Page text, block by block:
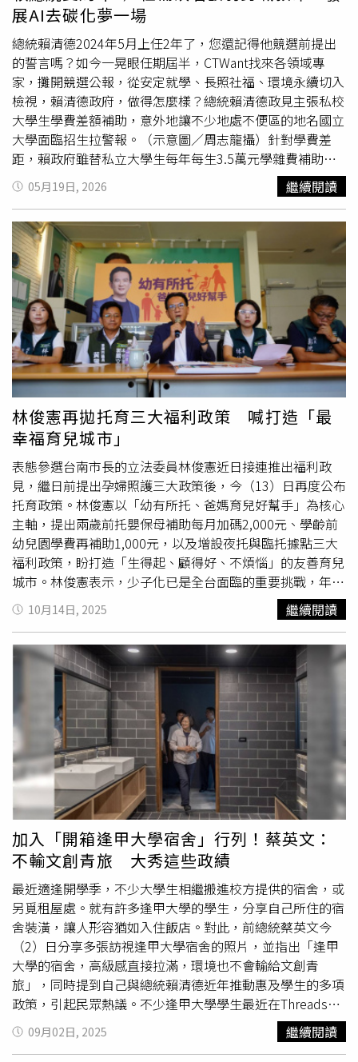
方式因應。比方說生物老師兼教理化、數學老師兼教自然，
這類現象在已經存在多年，尤其偏鄉或小型學校更為嚴重，
這些都可能影響學生的學習品質。王醒之表示，該案例發生
在高職必修課，未來高職同學升學還不一定會考物理，但若
問題發生在綜合高中，高中升大學的考試中物理是重要的考
科之一，對於同學而言的影響程度就非同小可。此外，他也
認為，正式老師不足的問題，也不能完全靠代理教師來替
補，代理老師流動率高，學生每年可能面對不同老師，家長
當然也擔心教學穩定性與專業延續性受到影響。曾任教國中
理化、高中物理老師的胡家瑒認為，自然科學具有高度累積
性，當學生在國中或高中階段沒有建立正確觀念，後續升學
考試往往須花費數倍時間彌補基礎能力的不足。（圖／
CTWANT資料室）曾任教國中理化、高中物理老師的胡家瑒
也發現，近年來部分人將代理代課教師視為暫時性的工作選
項，找不到工作就先進入校園代課。由於許多地區師資極度
短缺，錄取門檻不斷下降，導致部分人抱持「先有工作再
說」的心態進入教學現場。根據《教師法》第三條明定，學
校聘任教師應由具有該教育階段及科別合格教師證書者擔
任。然而在實務運作上，當學校招考數次仍招不到人時，卻
不斷放寬資格限制，甚至出現沒有教師證、非相關科系畢業
者，也能直接進入教學現場的情況。「孩子只有一次受教育
的機會，教育品質不能打折，師資把關更不能妥協！」胡家
瑒本身也是兩個孩子的父親，他表示，教師肩負培育下一代
的重要責任，影響的是一個孩子的成長與學習，更可能影響
升學考試和未來數十年的發展，因此呼籲教育主管機關正視
教師荒的嚴重性。家長團體認為，第一線的甄選評審老師應
嚴格把關，落實程度不足不予錄取的篩選制度，確保每一位
站上講台的老師，都能符合社會與家長的期待，守護孩子受
教的權益。（圖／報系資料庫）台灣家長教育聯盟建議教育
部從「短期補缺」轉向「長期人才戰略」，並提出4大建
言。第一，建立理工科教師供需預警制度。對於目前最缺的
理化、數學、資訊、生物等科目的老師定期公布師培人數、
教師證核發數、退休推估與缺額預測，讓政策能提早因應，
而不是每年到了教師甄選才發現缺人。第二，提高教師職業
吸引力。一位理工科畢業生如果投入教職，起薪大約5萬元
上下；但如果擔任工程師，起薪可能7萬至10萬元以上。近
年科技產業對理工人才的需求大幅增加，教育體系其實正與
科技業競爭同一批人才。建議教育部研議教師專業加給、偏
鄉留任獎勵、行政減量及進修支持等措施，提高優秀人才投
入教職的意願。第三，擴大公費與獎助培育。除了目前
STEM公費師培政策之外，也可參考醫師公費制度，針對長
期短缺科目提供學費補助或獎學金，吸引優秀學生投入教育
工作。第四，建立教師品質追蹤機制。家長不只關心教師是
否錄取，也關心錄取後的教學表現與留任情形。建議教育部
建立長期追蹤制度，讓師資培育與教學品質形成正向循環。
展AI去碳化夢一場
總統賴清德2024年5月上任2年了，您還記得他競選前提出
的誓言嗎？如今一晃眼任期屆半，CTWant找來各領域專
家，攤開競選公報，從安定就學、長照社福、環境永續切入
檢視，賴清德政府，做得怎麼樣？總統賴清德政見主張私校
大學生學費差額補助，意外地讓不少地處不便區的地名國立
大學面臨招生拉警報。（示意圖／周志龍攝）針對學費差
距，賴政府雖替私立大學生每年每生3.5萬元學雜費補助，
但對招生業務頗有心得的輔大法律系教授吳盈德就提醒，這
一波學費補助雖讓不少辦學不錯的老牌私大站穩了腳步，但
也因為公私立學校「負擔差不多」，地點偏遠的國立地名大
學不再有「便宜」誘因，招生分數陡降是問題，更別說私校
中分數後段者是「海嘯第一排」，聽聞引進「學工」、招生
「灌水」等問題是現在進行式，亟欲配套解決。而畢業後工
作總得談到「房事」，儘管「囤房稅2.0」終究上路了，但
賴清德承諾的居住正義上任2年卻挨批走味，OURs都市改
革組織研究員廖庭輝直斥賴清德，他直指這幾年完工的社宅
「根本都（前總統）蔡英文核定的」，但百姓不分那麼細，
賴清德也樂得有新社宅可以剪綵，但若繼續這樣「躺平」又
連任8年下野，「2032之後恐怕是社宅空窗」他直搖頭。廖
庭輝進一步分析，目前政府搬出「租金補貼」高達77萬戶要
當社宅「蓋不夠」的搪塞，不過租金補貼妥妥「有去無回」
的錢坑，不像社宅還能回收自償率，還有不少房東會拿租補
當說帖大漲房租，實在是大扒租客皮。他也爆料，聽聞內政
部最近將「校正回歸」過濾資格把租補申請者「壓」回50萬
人左右避免計畫超支，也就是將有20幾萬戶租客被甩出「租
金補貼」列車之外，「難道房東會因此降租嗎？」他直指對
弱勢租客又是折磨。廖庭輝續批「包租代管」是「做半
套」，因為像歐洲包租代管一簽就是6至12年，台灣不少房
東1年1簽年年漲房租，政府還得房東、業者、房客三面砸
錢，「平均做一件包租代管可以抵3件租金補貼」。他續指
「囤房稅2.0」確實上路了2年，但財政部只敢宣布「公益出
租人」愈來愈多「自嗨」，卻不願老老實實地揭露「多少空
屋被逼出來」，其實讓稅制改革支持者都少了有力說帖，若
要進一步推動「空屋稅」更是難上難。位於桃園大潭的中油
第三座液化天然氣接收站喊出「增氣減煤」神助攻，但自籌
建以來地方環境爭議不斷，目前籌建受阻。（圖／翻攝自台
灣蠻野心足學會）而關心下一代的環境永續呢？監督施政聯
盟發起人、前立委陳椒華坦言賴清德競選喊出的「深度節
能」至今仍是空泛，另外「科技儲能」設備興建因著各地抗
爭也遍地開花，進度只好牛步再牛步。陳椒華大白話直言，
這幾年因為沒什麼「大停電」大家得過且過，但正值AI人工
智慧產業萌發之際，專供工業用電的三接、四接被抗議絆住
興建牛步，迎接AI浪潮恐怕也只能天然氣全開，核電還魂也
不代表能減碳發電，所謂「去碳化」就只能「夢裡相見了」
她攤手。
05月19日, 2026 繼續閱讀
林俊憲再拋托育三大福利政策 喊打造「最
幸福育兒城市」
表態參選台南市長的立法委員林俊憲近日接連推出福利政
見，繼日前提出孕婦照護三大政策後，今（13）日再度公布
托育政策。林俊憲以「幼有所托、爸媽育兒好幫手」為核心
主軸，提出兩歲前托嬰保母補助每月加碼2,000元、學齡前
幼兒園學費再補助1,000元，以及增設夜托與臨托據點三大
福利政策，盼打造「生得起、顧得好、不煩惱」的友善育兒
城市。林俊憲表示，少子化已是全台面臨的重要挑戰，年輕
世代普遍因育兒壓力、托育負擔而卻步，政府除了鼓勵生
育，更應在家庭實際需要的階段提供支持。許多父母因托育
費用高昂而延後生育或選擇辭職帶小孩，為了讓年輕爸媽
「敢生也能養」，他主張兩歲前托嬰及保母補助每月加碼
2,000元，協助家長減輕自付負擔。另外，許多家庭在孩子
進入幼兒園後，同樣面臨巨大學費開銷壓力，尤其非公立園
所費用落差大，常讓家長感到吃力，林俊憲也提出學齡前幼
兒每月學費加碼補助1,000元，讓公立幼兒園全面免費，非
公立園所家庭也能受惠，縮小公私立落差，降低育兒開銷，
讓每個家庭都能負擔得起。林俊憲指出，許多家長白天忙於
工作、夜晚仍需照顧幼兒，現行制度難以完全涵蓋多元需
求，因此他規劃增設夜托與臨托據點，目標打造24小時托育
服務，滿足輪班與夜班家長的需求，預計在全市37行政區全
面布建據點。希望透過增加夜托及臨托的數量，讓爸媽無論
白天或深夜，都能安心托育、放心工作。林俊憲強調，托育
服務不僅是社會福利，更是城市競爭力的一環，「讓爸媽放
心上班、孩子開心成長，這就是我最想看到的台南日常」。
他表示，未來將持續推動托育政策升級，讓年輕家庭不再被
育兒壓力綁住，真正實現「托育更便利、補助更給力」，讓
台南成為全台最幸福的育兒城市。
10月14日, 2025 繼續閱讀
加入「開箱逢甲大學宿舍」行列！蔡英文：
不輸文創青旅 大秀這些政績
最近適逢開學季，不少大學生相繼搬進校方提供的宿舍，或
另覓租屋處。就有許多逢甲大學的學生，分享自己所住的宿
舍裝潢，讓人形容猶如入住飯店。對此，前總統蔡英文今
（2）日分享多張訪視逢甲大學宿舍的照片，並指出「逢甲
大學的宿舍，高級感直接拉滿，環境也不會輸給文創青
旅」，同時提到自己與總統賴清德近年推動惠及學生的多項
政策，引起民眾熱議。不少逢甲大學學生最近在Threads發
布多張宿舍照片，相關畫面顯示宿舍的裝潢豪華又充滿文青
質感，還有電視、冰箱等家電設備，引起許多人紛紛直呼很
09月02日, 2025 繼續閱讀